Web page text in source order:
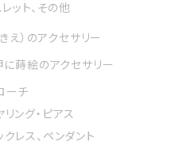
ット、その他
え）のアクセサリー
に蒔絵のアクセサリー
ーチ
リング・ピアス
クレス、ペンダント